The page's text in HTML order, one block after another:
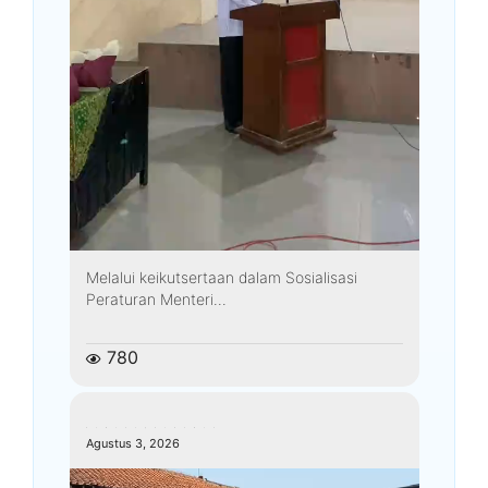
Melalui keikutsertaan dalam Sosialisasi
Peraturan Menteri...
780
Agustus 3, 2026